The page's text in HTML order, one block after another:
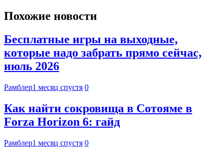
Похожие новости
Бесплатные игры на выходные,
которые надо забрать прямо сейчас,
июль 2026
Рамблер1 месяц спустя 0
Как найти сокровища в Сотояме в
Forza Horizon 6: гайд
Рамблер1 месяц спустя 0